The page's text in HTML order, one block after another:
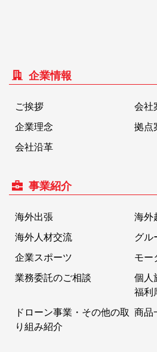
企業情報
ご挨拶
会社
企業理念
拠点
会社沿革
事業紹介
海外出張
海外
海外人材交流
グル
企業スポーツ
モー
業務委託のご相談
個人
福利
ドローン事業・その他の取
り組み紹介
商品